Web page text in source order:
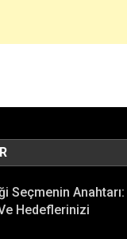
Seçmenin Anahtarı:
Hedeflerinizi